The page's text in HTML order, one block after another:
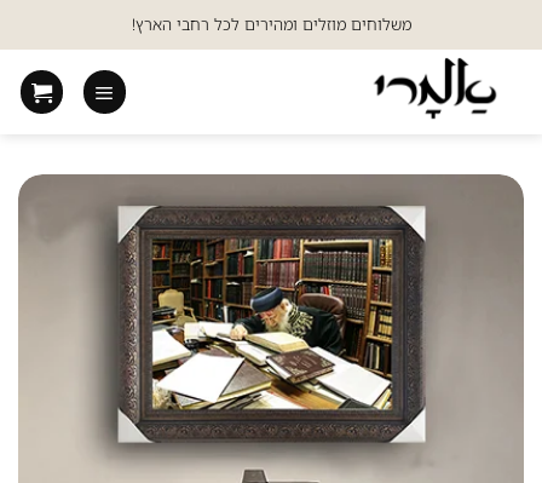
to
content
משלוחים מוזלים ומהירים לכל רחבי הארץ!